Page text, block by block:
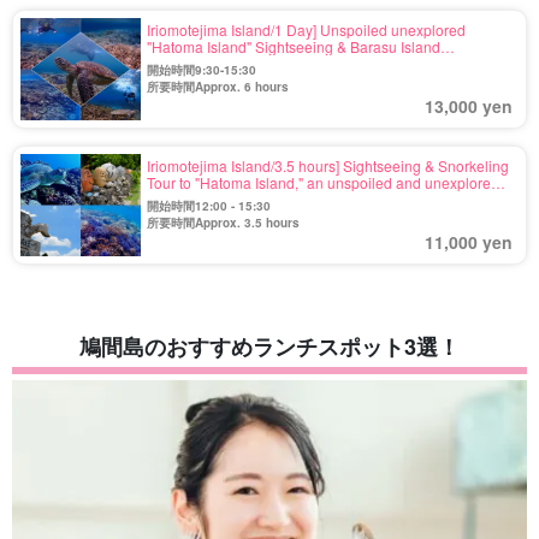
Iriomotejima Island/1 Day] Unspoiled unexplored
"Hatoma Island" Sightseeing & Barasu Island
Snorkeling Tour High probability of encountering sea
turtles! You will be impressed by one of the best
transparency in Yaeyama♪ (No.134)
開始時間9:30-15:30
所要時間Approx. 6 hours
13,000 yen
Iriomotejima Island/3.5 hours] Sightseeing & Snorkeling
Tour to "Hatoma Island," an unspoiled and unexplored
island where you can play in the afternoon You will
encounter sea turtles with high probability! You will be
impressed by one of the best transparency in
開始時間12:00 - 15:30
所要時間Approx. 3.5 hours
11,000 yen
鳩間島のおすすめランチスポット3選！